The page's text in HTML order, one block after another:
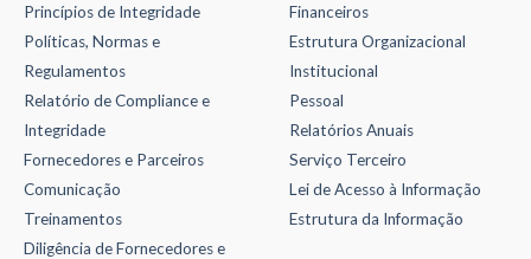
Princípios de Integridade
Políticas, Normas e
Regulamentos
Relatório de Compliance e
Integridade
Fornecedores e Parceiros
Comunicação
Treinamentos
Diligência de Fornecedores e
Financeiros
Estrutura Organizacional
Institucional
Pessoal
Relatórios Anuais
Serviço Terceiro
Lei de Acesso à Informação
Estrutura da Informação